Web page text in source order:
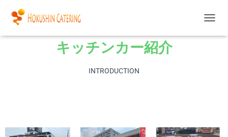
ビ
え
キッチンカー紹介
INTRODUCTION